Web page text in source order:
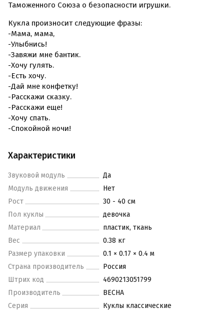
Таможенного Союза о безопасности игрушки.
Кукла произносит следующие фразы:
-Мама, мама,
-Улыбнись!
-Завяжи мне бантик.
-Хочу гулять.
-Есть хочу.
-Дай мне конфетку!
-Расскажи сказку.
-Расскажи еще!
-Хочу спать.
-Спокойной ночи!
Характеристики
Звуковой модуль
Да
Модуль движения
Нет
Рост
30 - 40 см
Пол куклы
девочка
Материал
пластик, ткань
Вес
0.38 кг
Размер упаковки
0.1 × 0.17 × 0.4 м
Страна производитель
Россия
Штрих код
4690213051799
Производитель
ВЕСНА
Серия
Куклы классические